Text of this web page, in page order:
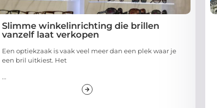
Slimme winkelinrichting die brillen
vanzelf laat verkopen
Een optiekzaak is vaak veel meer dan een plek waar je
een bril uitkiest. Het
...